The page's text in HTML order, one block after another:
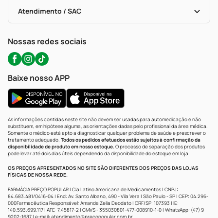
Políticas De Marketplace
Autoteste Covid-19
Certificado De Segurança
Portal Da Privacidade
Atendimento / SAC
WhatsApp (47) 9202-1687
Nossas redes sociais
Baixe nosso APP
As informações contidas neste site não devem ser usadas para automedicação e não
substituem, em hipótese alguma, as orientações dadas pelo profissional da área médica.
Somente o médico está apto a diagnosticar qualquer problema de saúde e prescrever o
tratamento adequado. Todos os pedidos efetuados estão sujeitos à confirmação da
disponibilidade de produto em nosso estoque.O processo de separação dos produtos
pode levar até dois dias úteis dependendo da disponibilidade do estoque em loja.
OS PREÇOS APRESENTADOS NO SITE SÃO DIFERENTES DOS PREÇOS DAS LOJAS
FÍSICAS DE NOSSA REDE.
FARMÁCIA PREÇO POPULAR | Cia Latino Americana de Medicamentos | CNPJ:
84.683.481/0416-04 | End: Av. Santo Albano, 490 - Vila Vera | São Paulo - SP | CEP: 04.296-
000Farmacêutica Responsável: Amanda Zelia Deodato | CRF/SP: 107393 | IE:
140.593.699.117 | AFE: 7.45817-2 | CMVS - 355030801-477-008910-1-0 | WhatsApp: (47) 9
9202-1687 | e-mail: atendimento@precopopular.com.br.